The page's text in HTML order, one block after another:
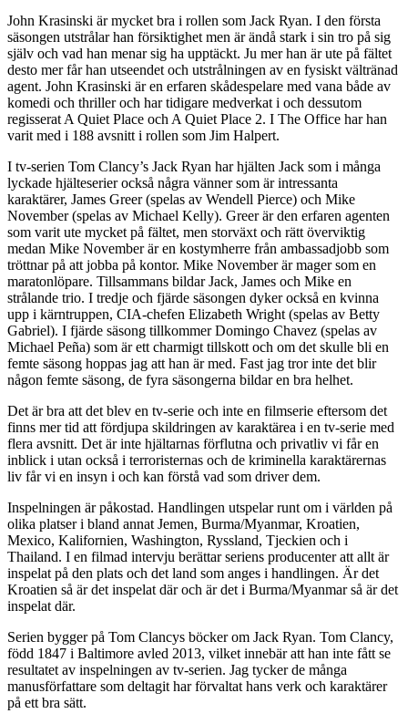
John Krasinski är mycket bra i rollen som Jack Ryan. I den första
säsongen utstrålar han försiktighet men är ändå stark i sin tro på sig
själv och vad han menar sig ha upptäckt. Ju mer han är ute på fältet
desto mer får han utseendet och utstrålningen av en fysiskt vältränad
agent. John Krasinski är en erfaren skådespelare med vana både av
komedi och thriller och har tidigare medverkat i och dessutom
regisserat A Quiet Place och A Quiet Place 2. I The Office har han
varit med i 188 avsnitt i rollen som Jim Halpert.
I tv-serien Tom Clancy’s Jack Ryan har hjälten Jack som i många
lyckade hjälteserier också några vänner som är intressanta
karaktärer, James Greer (spelas av Wendell Pierce) och Mike
November (spelas av Michael Kelly). Greer är den erfaren agenten
som varit ute mycket på fältet, men storväxt och rätt överviktig
medan Mike November är en kostymherre från ambassadjobb som
tröttnar på att jobba på kontor. Mike November är mager som en
maratonlöpare. Tillsammans bildar Jack, James och Mike en
strålande trio. I tredje och fjärde säsongen dyker också en kvinna
upp i kärntruppen, CIA-chefen Elizabeth Wright (spelas av Betty
Gabriel). I fjärde säsong tillkommer Domingo Chavez (spelas av
Michael Peña) som är ett charmigt tillskott och om det skulle bli en
femte säsong hoppas jag att han är med. Fast jag tror inte det blir
någon femte säsong, de fyra säsongerna bildar en bra helhet.
Det är bra att det blev en tv-serie och inte en filmserie eftersom det
finns mer tid att fördjupa skildringen av karaktärea i en tv-serie med
flera avsnitt. Det är inte hjältarnas förflutna och privatliv vi får en
inblick i utan också i terroristernas och de kriminella karaktärernas
liv får vi en insyn i och kan förstå vad som driver dem.
Inspelningen är påkostad. Handlingen utspelar runt om i världen på
olika platser i bland annat Jemen, Burma/Myanmar, Kroatien,
Mexico, Kalifornien, Washington, Ryssland, Tjeckien och i
Thailand. I en filmad intervju berättar seriens producenter att allt är
inspelat på den plats och det land som anges i handlingen. Är det
Kroatien så är det inspelat där och är det i Burma/Myanmar så är det
inspelat där.
Serien bygger på Tom Clancys böcker om Jack Ryan. Tom Clancy,
född 1847 i Baltimore avled 2013, vilket innebär att han inte fått se
resultatet av inspelningen av tv-serien. Jag tycker de många
manusförfattare som deltagit har förvaltat hans verk och karaktärer
på ett bra sätt.